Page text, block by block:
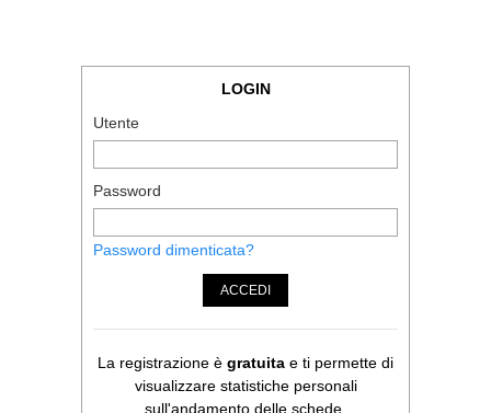
LOGIN
Utente
Password
Password dimenticata?
ACCEDI
La registrazione è gratuita e ti permette di
visualizzare statistiche personali
sull'andamento delle schede.